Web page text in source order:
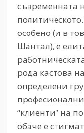
съвременната
особено (и в
Шантал), е
рода кастова
определени
“клиенти” на
обаче е